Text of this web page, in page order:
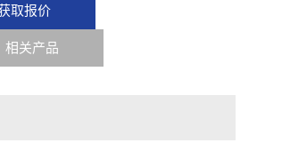
取报价
相关产品